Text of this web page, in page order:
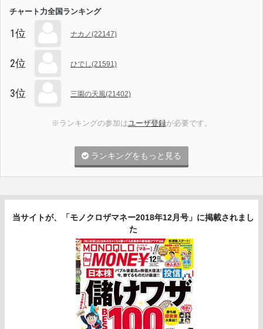
チャート力全国ランキング
1位 ナカノ(22147)
2位 ひでし(21591)
3位 三園の天風(21402)
※ランキングの参加はユーザ登録が必要です。
ランキングをもっと見る
当サイトが、「モノクロザマネー2018年12月号」に掲載されまし
た